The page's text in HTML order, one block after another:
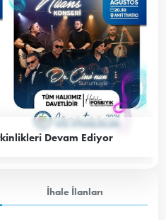
Devam Ediyor
İhale İlanları